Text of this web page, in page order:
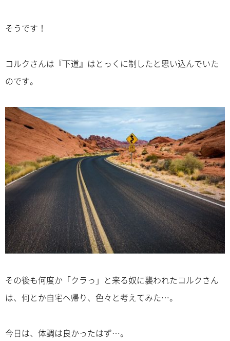
そうです！
コルクさんは『下道』はとっくに制したと思い込んでいた
のです。
その後も何度か「クラっ」と来る奴に襲われたコルクさん
は、何とか自宅へ帰り、色々と考えてみた…。
今日は、体調は良かったはず…。